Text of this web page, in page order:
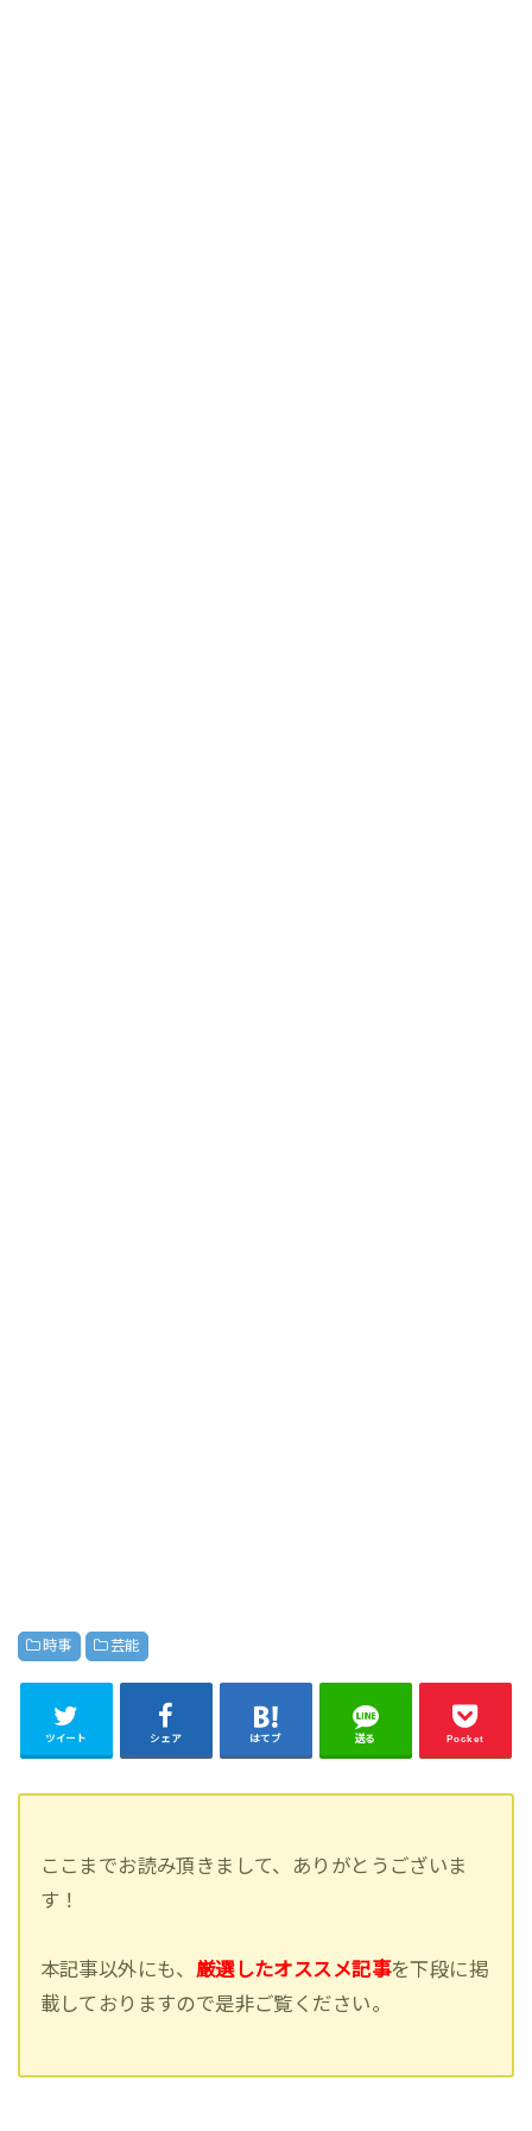
時事 芸能
ツイート シェア はてブ 送る Pocket
ここまでお読み頂きまして、ありがとうございま
す！
本記事以外にも、 厳選したオススメ記事を下段に掲
載しておりますので是非ご覧ください。